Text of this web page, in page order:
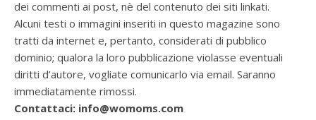
dei commenti ai post, nè del contenuto dei siti linkati.
Alcuni testi o immagini inseriti in questo magazine sono
tratti da internet e, pertanto, considerati di pubblico
dominio; qualora la loro pubblicazione violasse eventuali
diritti d’autore, vogliate comunicarlo via email. Saranno
immediatamente rimossi.
Contattaci: info@womoms.com